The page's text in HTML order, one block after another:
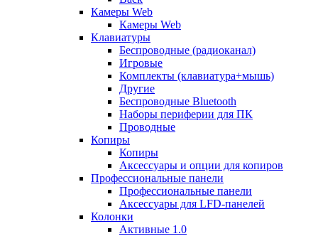
Камеры Web
Камеры Web
Клавиатуры
Беспроводные (радиоканал)
Игровые
Комплекты (клавиатура+мышь)
Другие
Беспроводные Bluetooth
Наборы периферии для ПК
Проводные
Копиры
Копиры
Аксессуары и опции для копиров
Профессиональные панели
Профессиональные панели
Аксессуары для LFD-панелей
Колонки
Активные 1.0